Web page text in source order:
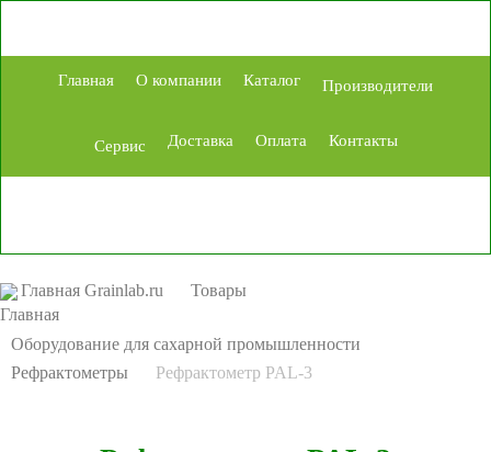
Главная О компании Каталог Производители
Сервис Доставка Оплата Контакты
Главная Grainlab.ru Товары
Оборудование для сахарной промышленности
Рефрактометры
Рефрактометр PAL-3